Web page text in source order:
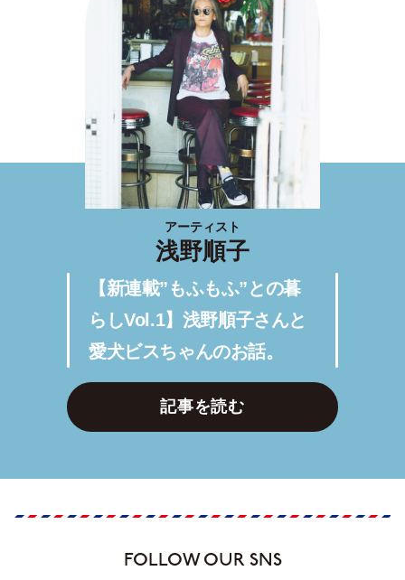
アーティスト
浅野順子
【新連載”もふもふ”との暮
らしVol.1】浅野順子さんと
愛犬ビスちゃんのお話。
記事を読む
FOLLOW OUR SNS